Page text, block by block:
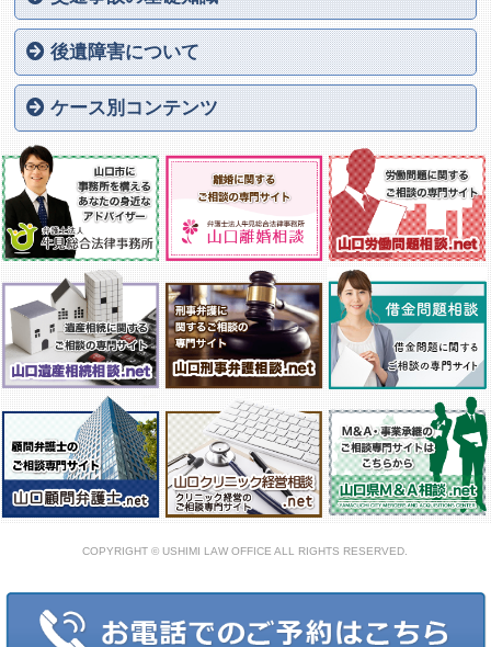
ご相談いただくタイミング
交通事故発生から解決までの流れ
交通事故後の治療について
自動車保険に関する基礎知識
弁護士費用特約について
賠償金を決める３つの基準
損害賠償金の計算方法
過失割合（過失相殺）とは
後遺障害（後遺症）とは
後遺障害診断書のポイント
物損による損害賠償金
後遺障害について
むちうち損傷
腰椎捻挫
傷が残った（醜状障害）
上肢（腕・手）の障害
下肢（脚・足）の障害
眼・耳・鼻・口の障害
せき髄損傷
せき柱及びその他体幹骨
低髄液圧症候群（脳脊髄液減少症）
疼痛性感覚異常（CRPS）
精神症状による後遺障害について
高次脳機能障害
遷延性意識障害（植物状態）
死亡事故事案
ケース別コンテンツ
死亡事故のご遺族の方へ
交通事故により骨折された方へ
保険会社の対応に不信感がある方へ
治療費を打ち切ると言われた方へ
過失割合に不満がある方へ
歩行中に交通事故に遭われた方へ
バイクで交通事故に遭われた方へ
自転車で交通事故に遭われた方へ
トラック事故に遭われた方へ
主婦で交通事故に遭われた方へ
高齢者で交通事故に遭われた方へ
通勤中・業務時間中に交通事故に遭われた方へ
もらい事故に遭われた方へ
交通事故の相手方が任意保険に加入していない場合
交通事故の相手方が自賠責保険に加入していない場合
スポーツ事故について
学校事故について
介護事故について
船舶・海に関する事故について
COPYRIGHT © USHIMI LAW OFFICE ALL RIGHTS RESERVED.